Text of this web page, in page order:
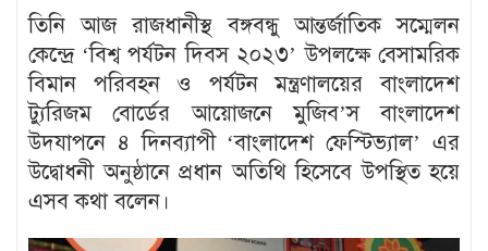
তিনি আজ রাজধানীস্থ বঙ্গবন্ধু আন্তর্জাতিক সম্মেলন
কেন্দ্রে ‘বিশ্ব পর্যটন দিবস ২০২৩’ উপলক্ষে বেসামরিক
বিমান পরিবহন ও পর্যটন মন্ত্রণালয়ের বাংলাদেশ
ট্যুরিজম বোর্ডের আয়োজনে মুজিব’স বাংলাদেশ
উদযাপনে ৪ দিনব্যাপী ‘বাংলাদেশ ফেস্টিভ্যাল’ এর
উদ্বোধনী অনুষ্ঠানে প্রধান অতিথি হিসেবে উপস্থিত হয়ে
এসব কথা বলেন।